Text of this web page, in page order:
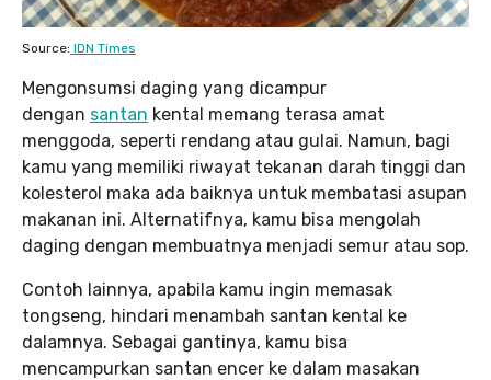
Source: IDN Times
Mengonsumsi daging yang dicampur
dengan santan kental memang terasa amat
menggoda, seperti rendang atau gulai. Namun, bagi
kamu yang memiliki riwayat tekanan darah tinggi dan
kolesterol maka ada baiknya untuk membatasi asupan
makanan ini. Alternatifnya, kamu bisa mengolah
daging dengan membuatnya menjadi semur atau sop.
Contoh lainnya, apabila kamu ingin memasak
tongseng, hindari menambah santan kental ke
dalamnya. Sebagai gantinya, kamu bisa
mencampurkan santan encer ke dalam masakan